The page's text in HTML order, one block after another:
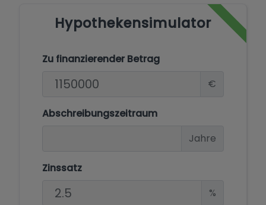
Hypothekensimulator
Zu finanzierender Betrag
€
Abschreibungszeitraum
Jahre
Zinssatz
%